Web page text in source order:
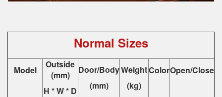
Normal Sizes
Model
Outside
(mm)
H * W * D
Door/Body
(mm)
Weight
(kg)
ColorOpen/Close